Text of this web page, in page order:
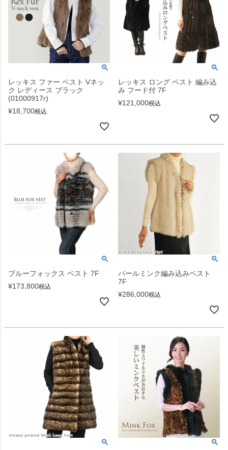
レッキス ファー ベスト Vネッ
ク レディース ブラック
(01000917r)
¥18,700税込
レッキス ロング ベスト 編み込
み フード付 7F
¥121,000税込
ブルーフォックス ベスト 7F
¥173,800税込
パールミンク編み込みベスト
7F
¥286,000税込